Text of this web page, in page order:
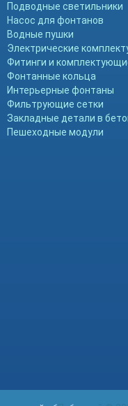
Подводные светильники
Насос для фонтанов
Водные пушки
Электрические
Фитинги и
Фонтанные кольца
Интерьерные фонтаны
Фильтрующие сетки
Закладные детали в
Пешеходные модули